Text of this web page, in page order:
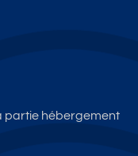
partie hébergement